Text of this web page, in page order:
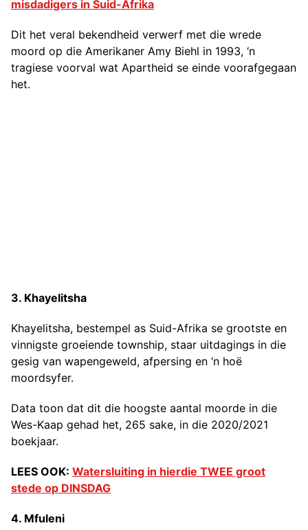
misdadigers in Suid-Afrika
Dit het veral bekendheid verwerf met die wrede
moord op die Amerikaner Amy Biehl in 1993, ‘n
tragiese voorval wat Apartheid se einde voorafgegaan
het.
3. Khayelitsha
Khayelitsha, bestempel as Suid-Afrika se grootste en
vinnigste groeiende township, staar uitdagings in die
gesig van wapengeweld, afpersing en ‘n hoë
moordsyfer.
Data toon dat dit die hoogste aantal moorde in die
Wes-Kaap gehad het, 265 sake, in die 2020/2021
boekjaar.
LEES OOK: Watersluiting in hierdie TWEE groot
stede op DINSDAG
4. Mfuleni